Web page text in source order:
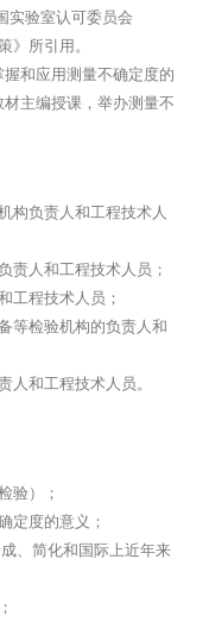
实验室认可委员会
》所引用。
和应用测量不确定度的
主编授课，举办测量不
构负责人和工程技术人
责人和工程技术人员；
工程技术人员；
等检验机构的负责人和
和工程技术人员。
验）；
定度的意义；
、简化和国际上近年来